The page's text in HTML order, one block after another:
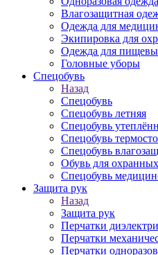
Влагозащитная
Одежда для
Экипировка для
Одежда для
Головные уборы
Спецобувь
Назад
Спецобувь
Спецобувь летняя
Спецобувь
Спецобувь
Спецобувь
Обувь для
Спецобувь
Защита рук
Назад
Защита рук
Перчатки
Перчатки
Перчатки